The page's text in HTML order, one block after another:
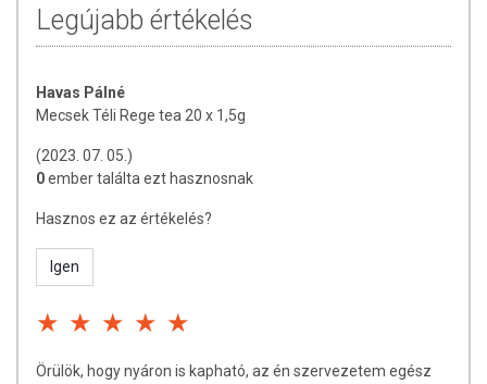
Legújabb értékelés
Havas Pálné
Mecsek Téli Rege tea 20 x 1,5g
(2023. 07. 05.)
0ember találta ezt hasznosnak
Hasznos ez az értékelés?
Igen
Örülök, hogy nyáron is kapható, az én szervezetem egész